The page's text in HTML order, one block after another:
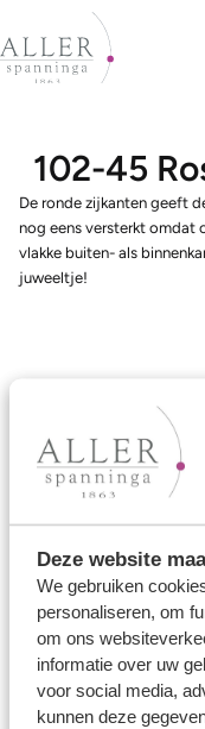
Deze website
We gebruiken
personaliseren, om
om ons
informatie over uw
voor social media,
kunnen deze
102-45
De ronde zijkanten geeft
nog eens versterkt omdat
vlakke buiten- als
juweeltje!
Ons aanbod
Memoireringen
Verlovingsringen
Vriendschapsringen
Over ons
Aller Spanninga